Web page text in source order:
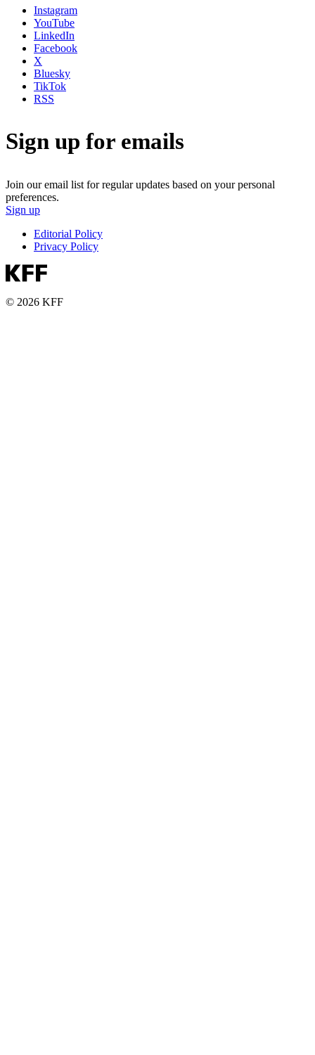
Instagram
YouTube
LinkedIn
Facebook
X
Bluesky
TikTok
RSS
Sign up for emails
Join our email list for regular updates based on your personal
preferences.
Sign up
Editorial Policy
Privacy Policy
© 2026 KFF